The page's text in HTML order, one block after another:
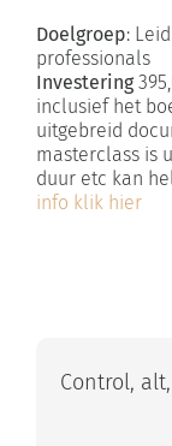
Doelgroep:
professionals
Investering
inclusief het
uitgebreid
masterclass is
duur etc kan
info klik hier
Control,